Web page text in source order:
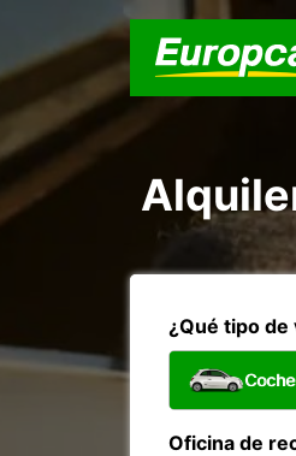
¿Qué tipo de
Oficina de